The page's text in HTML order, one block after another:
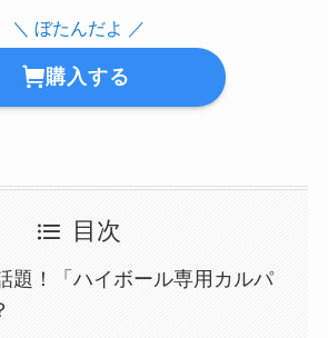
＼ ぼたんだよ ／
購入する
目次
題！「ハイボール専用カルパ